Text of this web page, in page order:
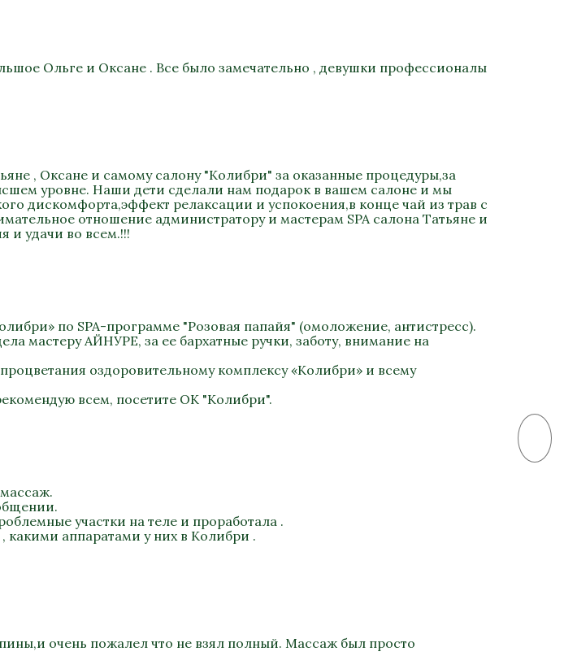
Ольге и Оксане . Все было замечательно , девушки профессионалы
, Оксане и самому салону "Колибри" за оказанные процедуры,за
уровне. Наши дети сделали нам подарок в вашем салоне и мы
дискомфорта,эффект релаксации и успокоения,в конце чай из трав с
отношение администратору и мастерам SPA салона Татьяне и
и удачи во всем.!!!
по SPA-программе "Розовая папайя" (омоложение, антистресс).
мастеру АЙНУРЕ, за ее бархатные ручки, заботу, внимание на
оздоровительному комплексу «Колибри» и всему
всем, посетите ОК "Колибри".
участки на теле и проработала .
аппаратами у них в Колибри .
очень пожалел что не взял полный. Массаж был просто